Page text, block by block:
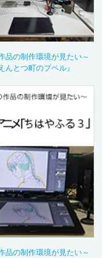
品の制作環境が見たい～
んとつ町のプペル』
品の制作環境が見たい～